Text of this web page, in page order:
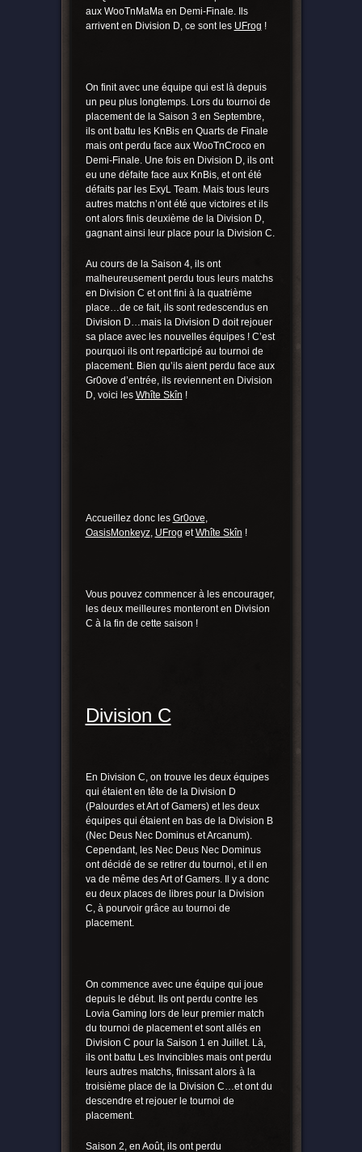
aux WooTnMaMa en Demi-Finale. Ils
arrivent en Division D, ce sont les UFrog !
On finit avec une équipe qui est là depuis
un peu plus longtemps. Lors du tournoi de
placement de la Saison 3 en Septembre,
ils ont battu les KnBis en Quarts de Finale
mais ont perdu face aux WooTnCroco en
Demi-Finale. Une fois en Division D, ils ont
eu une défaite face aux KnBis, et ont été
défaits par les ExyL Team. Mais tous leurs
autres matchs n’ont été que victoires et ils
ont alors finis deuxième de la Division D,
gagnant ainsi leur place pour la Division C.
Au cours de la Saison 4, ils ont
malheureusement perdu tous leurs matchs
en Division C et ont fini à la quatrième
place…de ce fait, ils sont redescendus en
Division D…mais la Division D doit rejouer
sa place avec les nouvelles équipes ! C’est
pourquoi ils ont reparticipé au tournoi de
placement. Bien qu’ils aient perdu face aux
Gr0ove d’entrée, ils reviennent en Division
D, voici les Whîte Skîn !
Accueillez donc les Gr0ove,
OasisMonkeyz, UFrog etWhîte Skîn !
Vous pouvez commencer à les encourager,
les deux meilleures monteront en Division
C à la fin de cette saison !
Division C
En Division C, on trouve les deux équipes
qui étaient en tête de la Division D
(Palourdes et Art of Gamers) et les deux
équipes qui étaient en bas de la Division B
(Nec Deus Nec Dominus et Arcanum).
Cependant, les Nec Deus Nec Dominus
ont décidé de se retirer du tournoi, et il en
va de même des Art of Gamers. Il y a donc
eu deux places de libres pour la Division
C, à pourvoir grâce au tournoi de
placement.
On commence avec une équipe qui joue
depuis le début. Ils ont perdu contre les
Lovia Gaming lors de leur premier match
du tournoi de placement et sont allés en
Division C pour la Saison 1 en Juillet. Là,
ils ont battu Les Invincibles mais ont perdu
leurs autres matchs, finissant alors à la
troisième place de la Division C…et ont du
descendre et rejouer le tournoi de
placement.
Saison 2, en Août, ils ont perdu